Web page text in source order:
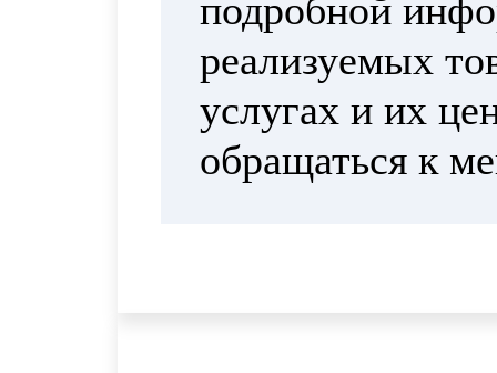
подробной
реализуемых
услугах и их
обращаться к